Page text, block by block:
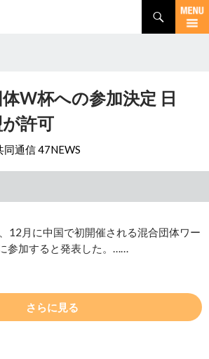
W杯への参加決定 日
許可
同通信 47NEWS
12月に中国で初開催される混合団体ワー
参加すると発表した。……
さらに見る